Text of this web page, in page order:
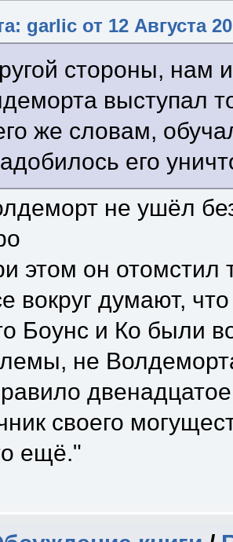
garlic от 12 Августа
стороны, нам
выступал
же словам,
его
не ушёл
этом он отомстил
вокруг думают,
Боунс и Ко были
не
своего
ещё."